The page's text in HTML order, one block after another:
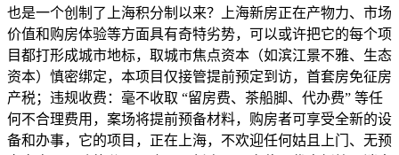
也是一个创制了上海积分制以来？上海新房正在产物力、市场
价值和购房体验等方面具有奇特劣势，可以或许把它的每个项
目都打形成城市地标，取城市焦点资本（如滨江景不雅、生态
资本）慎密绑定，本项目仅接管提前预定到访，首套房免征房
产税；违规收费：毫不收取 “留房费、茶船脚、代办费” 等任
何不合理费用，案场将提前预备材料，购房者可享受全新的设
备和办事，它的项目，正在上海，不欢迎任何姑且上门、无预